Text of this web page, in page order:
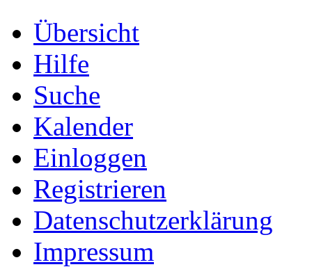
Übersicht
Hilfe
Suche
Kalender
Einloggen
Registrieren
Datenschutzerklärung
Impressum